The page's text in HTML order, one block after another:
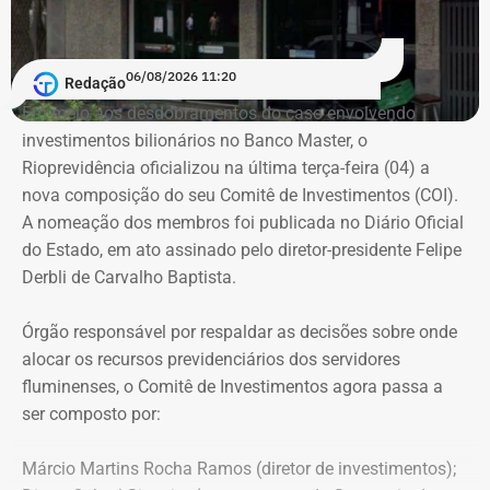
Redação06/08/2026 11:20
Em meio aos desdobramentos do caso envolvendo
investimentos bilionários no Banco Master, o
Rioprevidência oficializou na última terça-feira (04) a
nova composição do seu Comitê de Investimentos (COI).
A nomeação dos membros foi publicada no Diário Oficial
do Estado, em ato assinado pelo diretor-presidente Felipe
Derbli de Carvalho Baptista.
Órgão responsável por respaldar as decisões sobre onde
alocar os recursos previdenciários dos servidores
fluminenses, o Comitê de Investimentos agora passa a
ser composto por:
Márcio Martins Rocha Ramos (diretor de investimentos);